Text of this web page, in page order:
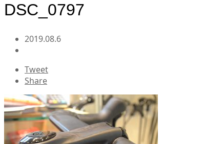
DSC_0797
2019.08.6
Tweet
Share